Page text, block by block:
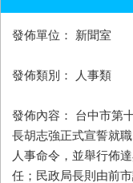
發佈單位： 新聞室
發佈類別： 人事類
發佈內容： 台中市第
長胡志強正式宣誓就
人事命令，並舉行佈
任；民政局長則由前